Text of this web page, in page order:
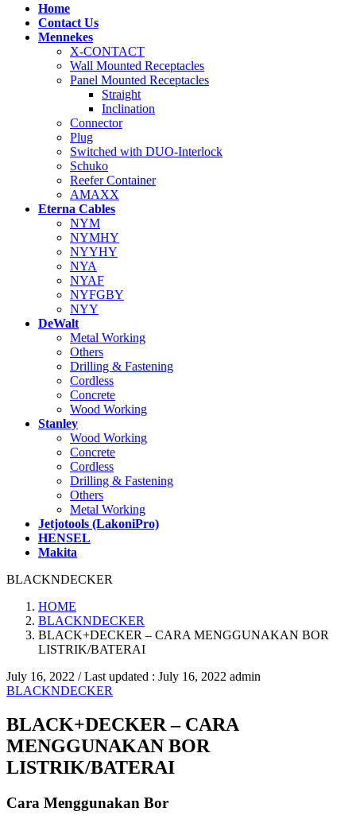
Home
Contact Us
Mennekes
X-CONTACT
Wall Mounted Receptacles
Panel Mounted Receptacles
Straight
Inclination
Connector
Plug
Switched with DUO-Interlock
Schuko
Reefer Container
AMAXX
Eterna Cables
NYM
NYMHY
NYYHY
NYA
NYAF
NYFGBY
NYY
DeWalt
Metal Working
Others
Drilling & Fastening
Cordless
Concrete
Wood Working
Stanley
Wood Working
Concrete
Cordless
Drilling & Fastening
Others
Metal Working
Jetjotools (LakoniPro)
HENSEL
Makita
BLACKNDECKER
HOME
BLACKNDECKER
BLACK+DECKER – CARA MENGGUNAKAN BOR
LISTRIK/BATERAI
July 16, 2022 / Last updated : July 16, 2022 admin
BLACKNDECKER
BLACK+DECKER – CARA
MENGGUNAKAN BOR
LISTRIK/BATERAI
Cara Menggunakan Bor